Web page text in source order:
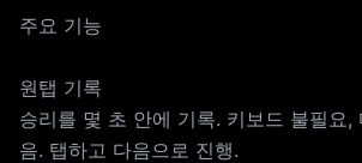
주요 기능
원탭 기록
승리를 몇 초 안에 기록. 키보드 불필요,
음. 탭하고 다음으로 진행.